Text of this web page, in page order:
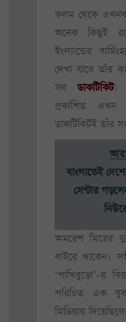
কলম থেকে
অনেক কিছুই
ইংল্যান্ডের
দেখা যাবে তাঁর
সব ডাকটিকিট।
প্রকাশিত এখন
ডাকটিকিটই তাঁর
বাংলাতেই
সেন্টার
অমরেশ মিত্রের
বাইরে থাকেন।
‘পাখিবুড়ো’-র
পরিচিত এক
মিডিয়ায়